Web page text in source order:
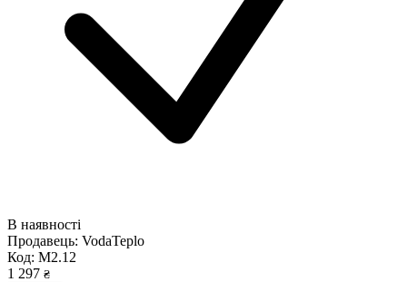
В наявності
Продавець: VodaTeplo
Код: M2.12
1 297 ₴